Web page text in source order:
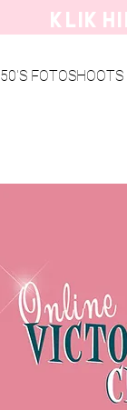
Klik
50'S FOTOSHOOTS